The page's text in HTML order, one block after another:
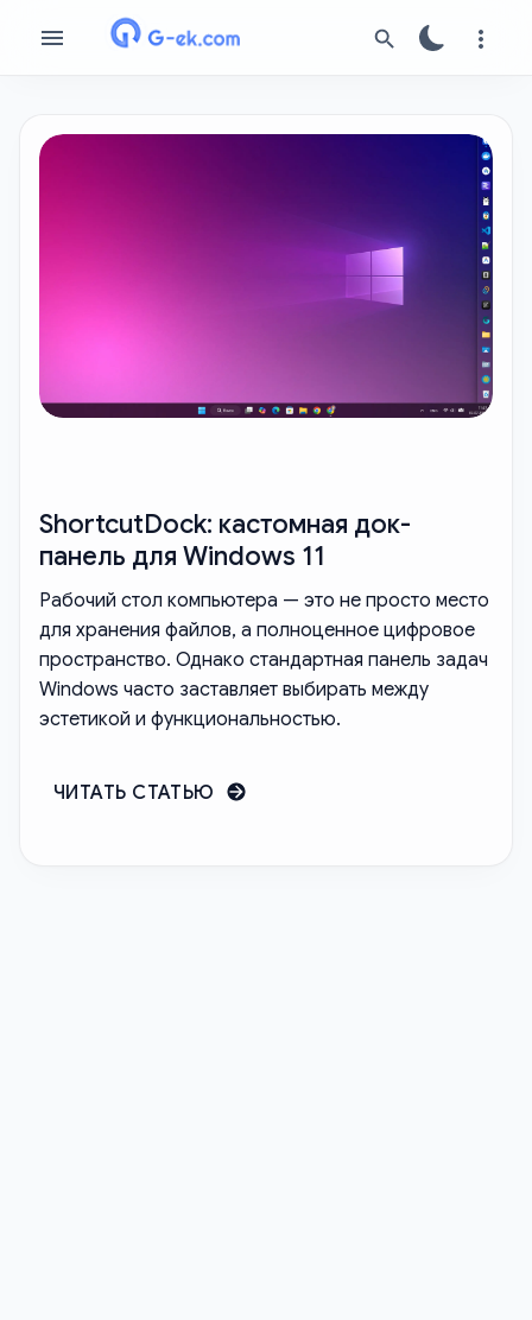
ShortcutDock: кастомная док-
панель для Windows 11
Рабочий стол компьютера — это не просто место
для хранения файлов, а полноценное цифровое
пространство. Однако стандартная панель задач
Windows часто заставляет выбирать между
эстетикой и функциональностью.
ЧИТАТЬ СТАТЬЮ